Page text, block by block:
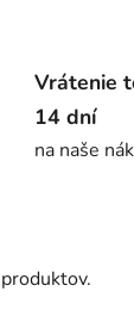
Vrátenie
14 dní
na naše